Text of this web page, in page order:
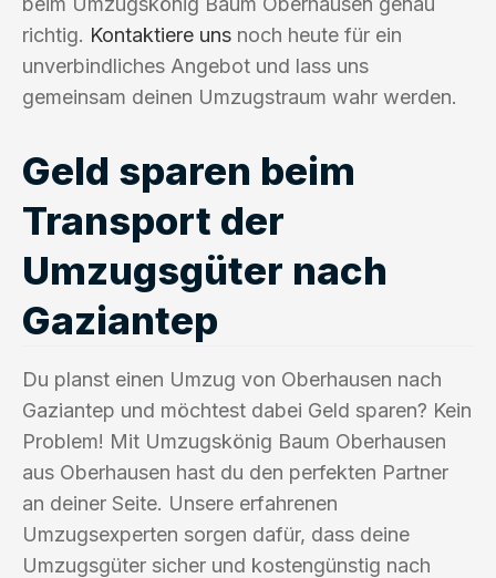
richtig. Kontaktiere uns noch heute für ein
unverbindliches Angebot und lass uns
gemeinsam deinen Umzugstraum wahr werden.
Geld sparen beim
Transport der
Umzugsgüter nach
Gaziantep
Du planst einen Umzug von Oberhausen nach
Gaziantep und möchtest dabei Geld sparen? Kein
Problem! Mit Umzugskönig Baum Oberhausen
aus Oberhausen hast du den perfekten Partner
an deiner Seite. Unsere erfahrenen
Umzugsexperten sorgen dafür, dass deine
Umzugsgüter sicher und kostengünstig nach